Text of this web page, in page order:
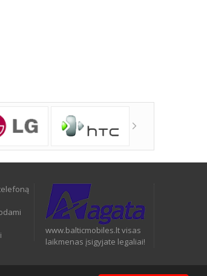
www.balticmobiles.lt visas
laikmenas įsigyjate legaliai!